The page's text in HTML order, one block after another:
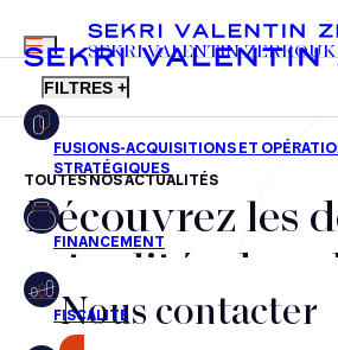
FR EN
MENU
SEKRI VALENTIN ZERROUK
FILTRES +
Fusions-acquisitions et opérations
Financement
Fiscalité
TOUTES NOS ACTUALITÉS
Découvrez les
actualités du
nos
Nous contacter